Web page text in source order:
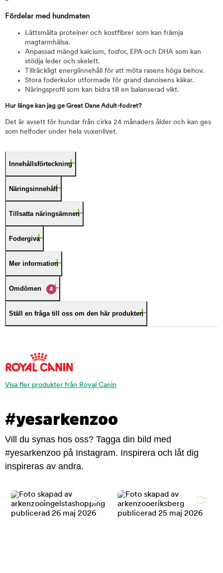
Fördelar med hundmaten
Lättsmälta proteiner och kostfibrer som kan främja
magtarmhälsa.
Anpassad mängd kalcium, fosfor, EPA och DHA som kan
stödja leder och skelett.
Tillräckligt energiinnehåll för att möta rasens höga behov.
Stora foderkulor utformade för grand danoisens käkar.
Näringsprofil som kan bidra till en balanserad vikt.
Hur länge kan jag ge Great Dane Adult-fodret?
Det är avsett för hundar från cirka 24 månaders ålder och kan ges
som helfoder under hela vuxenlivet.
Innehållsförteckning
Näringsinnehåll
Tillsatta näringsämnen
Fodergiva
Mer information
Omdömen 4
Ställ en fråga till oss om den här produkten
Visa fler produkter från Royal Canin
#yesarkenzoo
Vill du synas hos oss? Tagga din bild med
#yesarkenzoo på Instagram. Inspirera och låt dig
inspireras av andra.